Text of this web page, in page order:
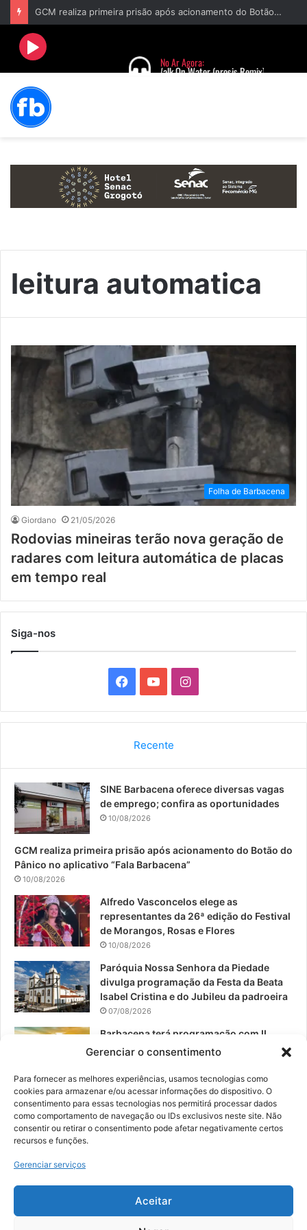
Gerenciar o consentimento
Para fornecer as melhores experiências, usamos tecnologias como
cookies para armazenar e/ou acessar informações do dispositivo. O
consentimento para essas tecnologias nos permitirá processar dados
como comportamento de navegação ou IDs exclusivos neste site. Não
consentir ou retirar o consentimento pode afetar negativamente certos
recursos e funções.
Gerenciar serviços
Aceitar
GCM realiza primeira prisão após acionamento do Botão do Pânico no aplicativo “Fala Barbacena”
leitura automatica
Folha de Barbacena
Giordano 21/05/2026
Rodovias mineiras terão nova geração de
radares com leitura automática de placas
em tempo real
Siga-nos
a
b
o
o
o
u
e
I
n
a
r
m
Recente
SINE Barbacena oferece diversas vagas
de emprego; confira as oportunidades
10/08/2026
GCM realiza primeira prisão após acionamento do Botão do
Pânico no aplicativo “Fala Barbacena”
10/08/2026
Alfredo Vasconcelos elege as
representantes da 26ª edição do Festival
de Morangos, Rosas e Flores
10/08/2026
Paróquia Nossa Senhora da Piedade
divulga programação da Festa da Beata
Isabel Cristina e do Jubileu da padroeira
07/08/2026
Barbacena terá programação com II
Festival Gastronômico e a 4ª Semana da
anos da cidade
07/08/2026
© 2026, Todos os direitos reservados | Desenvolvido por:
Digital Business| Hospedado por:NP Publicidade
Fale Conosco
Sobre Nós